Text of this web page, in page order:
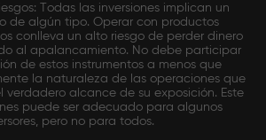
Todas las inversiones implican un
de algún tipo. Operar con productos
conlleva un alto riesgo de perder dinero
al apalancamiento. No debe participar
de estos instrumentos a menos que
la naturaleza de las operaciones que
verdadero alcance de su exposición. Este
puede ser adecuado para algunos
pero no para todos.